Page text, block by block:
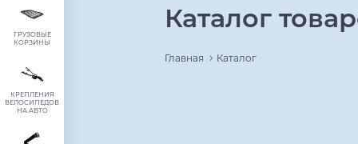
ГРУЗОВЫЕ
КОРЗИНЫ
КРЕПЛЕНИЯ
ВЕЛОСИПЕДОВ
НА АВТО
Каталог
Главная Каталог